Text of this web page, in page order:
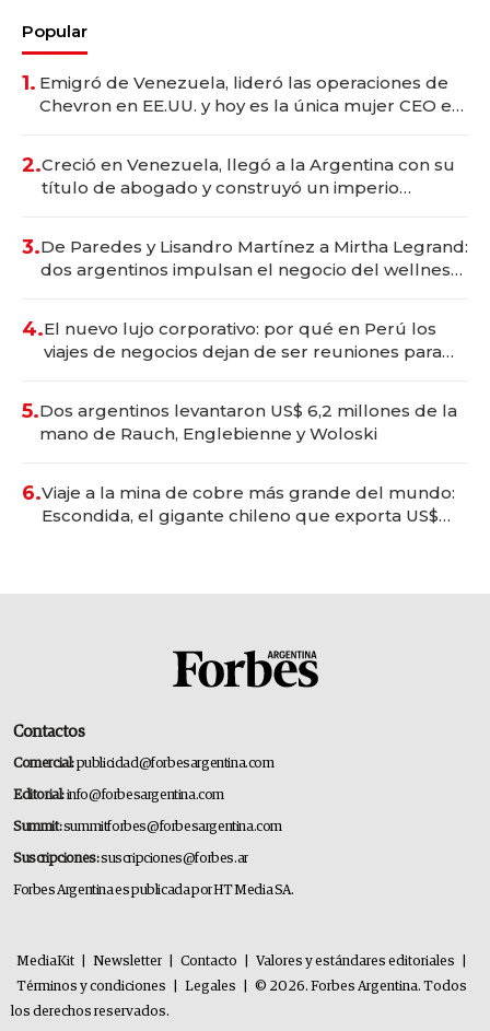
Popular
1. Emigró de Venezuela, lideró las operaciones de
Chevron en EE.UU. y hoy es la única mujer CEO en
2.Creció en Venezuela, llegó a la Argentina con su
título de abogado y construyó un imperio
3.De Paredes y Lisandro Martínez a Mirtha Legrand:
dos argentinos impulsan el negocio del wellness
4.El nuevo lujo corporativo: por qué en Perú los
viajes de negocios dejan de ser reuniones para
5.Dos argentinos levantaron US$ 6,2 millones de la
mano de Rauch, Englebienne y Woloski
6.Viaje a la mina de cobre más grande del mundo:
Escondida, el gigante chileno que exporta US$
Contactos
Comercial:publicidad@forbesargentina.com
Editorial:info@forbesargentina.com
Summit:summitforbes@forbesargentina.com
Suscripciones:suscripciones@forbes.ar
Forbes Argentina es publicada por HT Media SA.
MediaKit Newsletter Contacto Valores y estándares editoriales
Términos y condiciones
Legales
© 2026. Forbes Argentina. Todos
los derechos reservados.